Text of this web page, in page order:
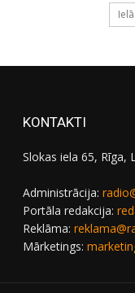
KONTAKTI
Slokas iela 65, Rīga,
Administrācija:
Portāla redakcija:
Reklāma:
Mārketings: